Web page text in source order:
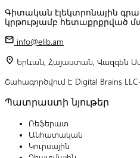
Գիտական էլեկտրոնային
կրթությամբ հետաքրքրված
mail info@elib.am
location_on Երևան, Հայաստան, Վազգեն
Շահագործվում է Digital Brains
Պատրաստի նյութեր
Ռեֆերատ
Անհատական
Կուրսային